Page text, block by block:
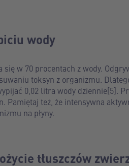
wody
się w 70 procentach z wody.
toksyn z organizmu.
0,02 litra wody dziennie[5].
Pamiętaj też, że intensywna
na płyny.
tłuszczów